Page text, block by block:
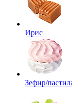
Ирис
Зефир/